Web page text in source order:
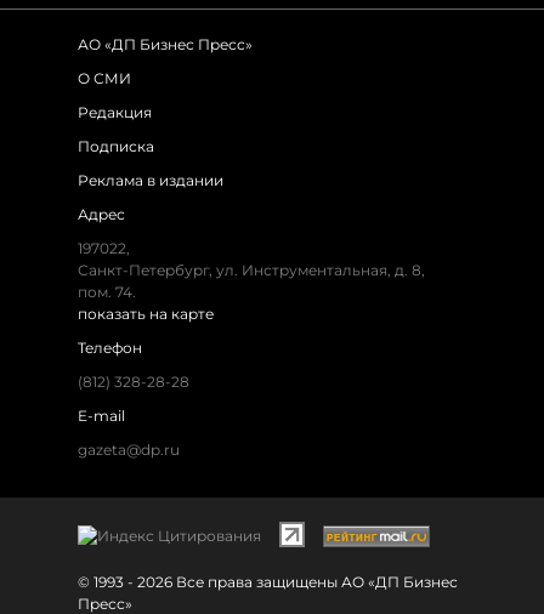
АО «ДП Бизнес Пресс»
О СМИ
Редакция
Подписка
Реклама в издании
Адрес
197022,
Санкт-Петербург, ул. Инструментальная, д. 8,
пом. 74.
показать на карте
Телефон
(812) 328-28-28
E-mail
gazeta@dp.ru
© 1993 - 2026 Все права защищены АО «ДП Бизнес
Пресс»